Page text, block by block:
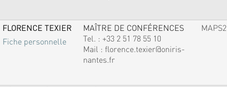
FLORENCE TEXIER
Fiche personnelle
MAÎTRE DE CONFÉRENCES
Tel. : +33 2 51 78 55 10
Mail : florence.texier@oniris-
nantes.fr
MAPS2